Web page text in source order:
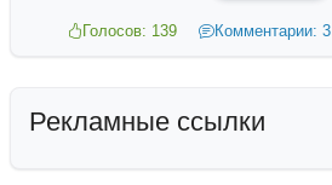
Голосов: 139 Комментарии: 3
Рекламные ссылки